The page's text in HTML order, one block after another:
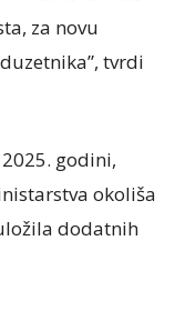
za novu
tvrdi
godini,
okoliša
dodatnih